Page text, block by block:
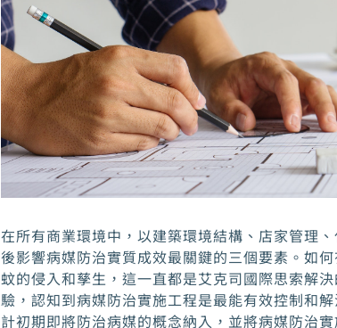
在所有商業環境中，以建築環境結構、店家管理
後影響病媒防治實質成效最關鍵的三個要素。如
蚊的侵入和孳生，這一直都是艾克司國際思索解
驗，認知到病媒防治實施工程是最能有效控制和
計初期即將防治病媒的概念納入，並將病媒防治